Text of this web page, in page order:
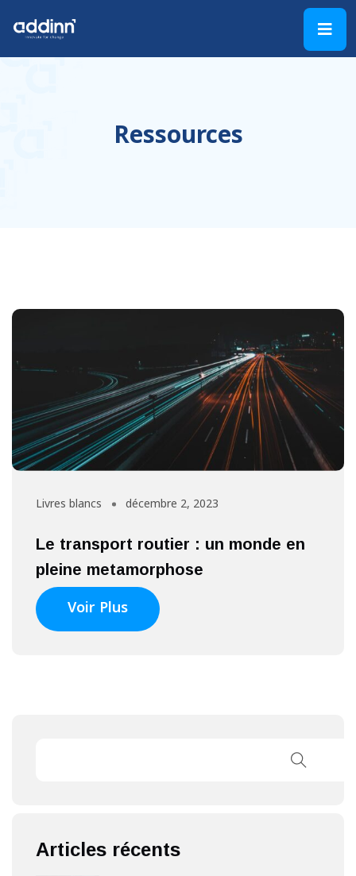
Ressources
Livres blancs décembre 2, 2023
Le transport routier : un monde en
pleine metamorphose
Voir Plus
Articles récents